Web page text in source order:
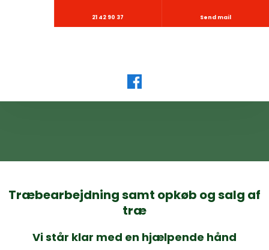
21 42 90 37 Send mail
Træbearbejdning samt opkøb og salg af
træ
Vi står klar med en hjælpende hånd